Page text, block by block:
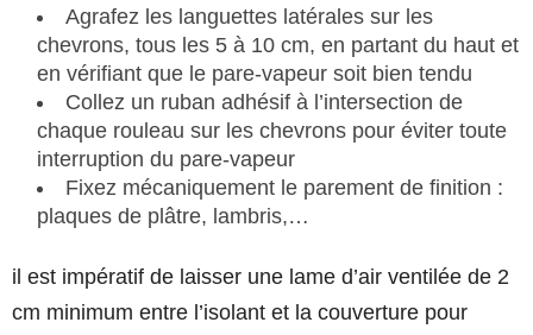
Agrafez les languettes latérales sur les
chevrons, tous les 5 à 10 cm, en partant du haut et
en vérifiant que le pare-vapeur soit bien tendu
Collez un ruban adhésif à l’intersection de
chaque rouleau sur les chevrons pour éviter toute
interruption du pare-vapeur
Fixez mécaniquement le parement de finition :
plaques de plâtre, lambris,…
il est impératif de laisser une lame d’air ventilée de 2
cm minimum entre l’isolant et la couverture pour